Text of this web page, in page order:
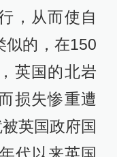
，从而使自
似的，在150
英国的北岩
损失惨重遭
英国政府国